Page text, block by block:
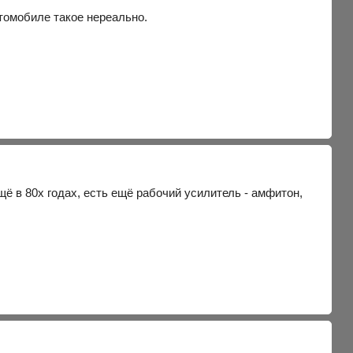
такое нереально.
в 80х годах, есть ещё рабочий усилитель - амфитон,